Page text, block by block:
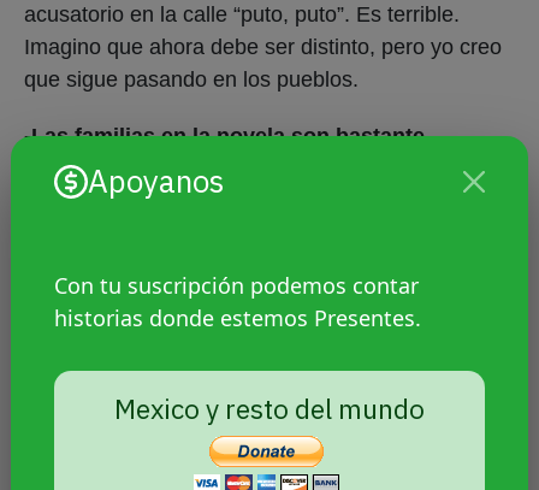
Apoyanos
Con tu suscripción podemos contar
historias donde estemos Presentes.
Mexico y resto del mundo
acusatorio en la calle “puto, puto”. Es terrible.
Imagino que ahora debe ser distinto, pero yo creo
que sigue pasando en los pueblos.
-Las familias en la novela son bastante
receptivas a la sexualidad de los hijos.
moralizar acerca de la sexualidad o tomarla como
un conflicto. En otro momento sí estaba bien como
me parece que ya no.
-Ser escritor, publicar un libro y ser
abiertamente gay, ¿te parece que ya es